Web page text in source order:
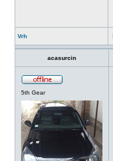
Vrh
acasurcin
5th Gear